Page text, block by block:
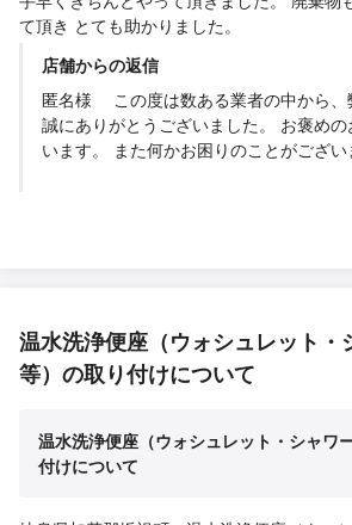
て頂き とても助かりました。
店舗からの返信
匿名様 この度は数ある業者の中から、
誠にありがとうございました。 お褒め
います。 また何かお困りのことがございましたら、お気軽にご
温水洗浄便座（ウォシュレット・
等）の取り付けについて
温水洗浄便座（ウォシュレット・シャワ
付けについて